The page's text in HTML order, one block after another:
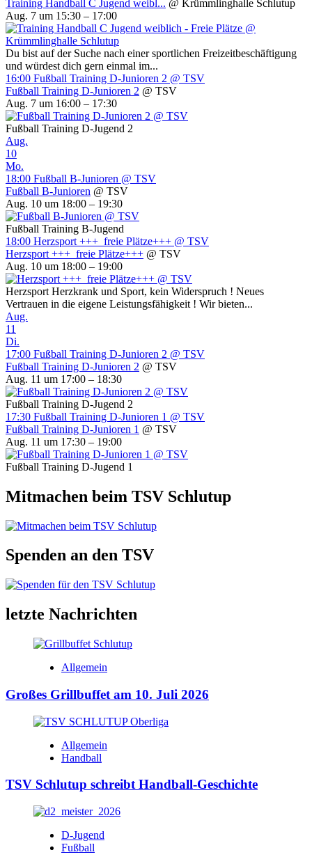
Training Handball C Jugend weibl... @ Krümmlinghalle Schlutup
Aug. 7 um 15:30 – 17:00
Du bist auf der Suche nach einer sportlichen Freizeitbeschäftigung
und würdest dich gern einmal im...
16:00 Fußball Training D-Junioren 2 @ TSV
Fußball Training D-Junioren 2 @ TSV
Aug. 7 um 16:00 – 17:30
Fußball Training D-Jugend 2
Aug.
10
Mo.
18:00 Fußball B-Junioren @ TSV
Fußball B-Junioren @ TSV
Aug. 10 um 18:00 – 19:30
Fußball Training B-Jugend
18:00 Herzsport +++ freie Plätze+++ @ TSV
Herzsport +++ freie Plätze+++ @ TSV
Aug. 10 um 18:00 – 19:00
Herzsport Herzkrank und Sport, kein Widerspruch ! Neues
Vertrauen in die eigene Leistungsfähigkeit ! Wir bieten...
Aug.
11
Di.
17:00 Fußball Training D-Junioren 2 @ TSV
Fußball Training D-Junioren 2 @ TSV
Aug. 11 um 17:00 – 18:30
Fußball Training D-Jugend 2
17:30 Fußball Training D-Junioren 1 @ TSV
Fußball Training D-Junioren 1 @ TSV
Aug. 11 um 17:30 – 19:00
Fußball Training D-Jugend 1
Mitmachen beim TSV Schlutup
Spenden an den TSV
letzte Nachrichten
Allgemein
Großes Grillbuffet am 10. Juli 2026
Allgemein
Handball
TSV Schlutup schreibt Handball-Geschichte
D-Jugend
Fußball